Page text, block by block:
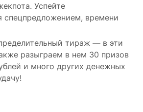
Успейте
спецпредложением, времени
тираж — в эти
разыграем в нем 30 призов
и много других денежных